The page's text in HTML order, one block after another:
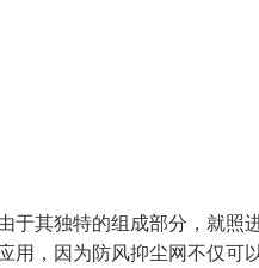
于其独特的组成部分，就照
用，因为防风抑尘网不仅可